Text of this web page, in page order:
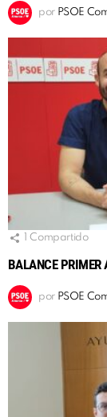
por PSOE
Compartido
BALANCE PRIMER
por PSOE